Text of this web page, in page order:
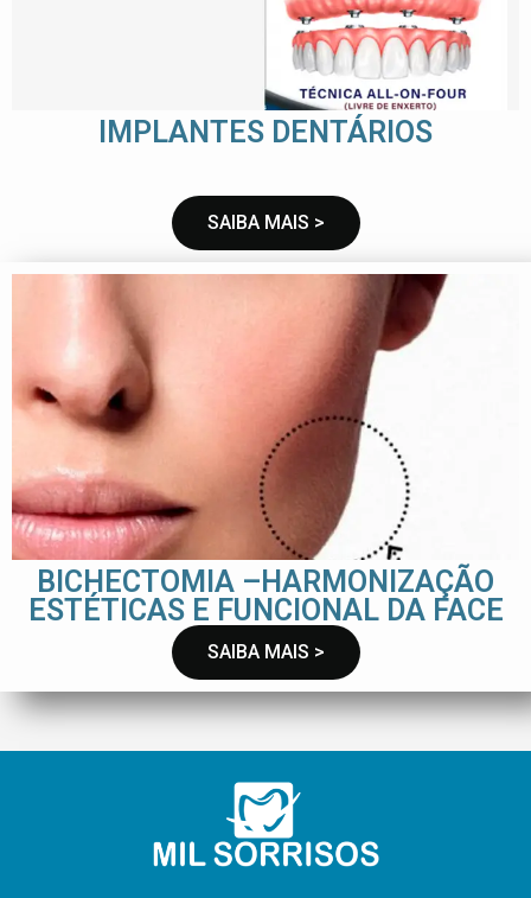
IMPLANTES DENTÁRIOS
SAIBA MAIS >
BICHECTOMIA –HARMONIZAÇÃO
ESTÉTICAS E FUNCIONAL DA FACE
SAIBA MAIS >